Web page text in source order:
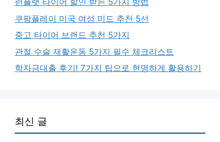
런플랫 타이어 할인 받는 5가지 방법
쿠팡플레이 미국 여성 미드 추천 5선
중고 타이어 브랜드 추천 5가지
관절 수술 재활운동 5가지 필수 체크리스트
학자금대출 후기! 7가지 팁으로 현명하게 활용하기
최신 글